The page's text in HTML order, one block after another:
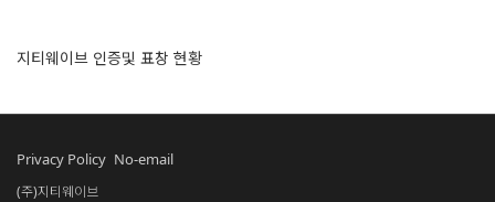
지티웨이브 인증및 표창 현황
Privacy Policy No-email
(주)지티웨이브